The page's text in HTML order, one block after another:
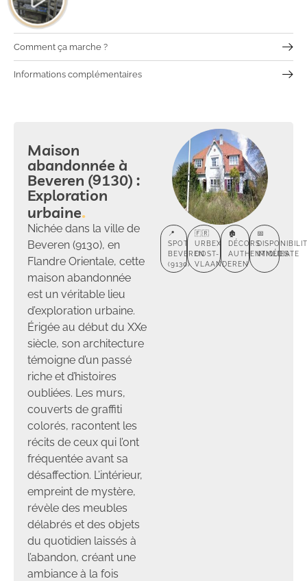
Comment ça marche ?
Informations complémentaires
Maison
abandonnée à
Beveren (9130) :
Exploration
urbaine
Nichée dans la ville de
Beveren (9130), en
Flandre Orientale, cette
maison abandonnée
est un véritable lieu
d’exploration urbaine.
Érigée au début du XXe
siècle, son architecture
témoigne d’un passé
riche et d’histoires
oubliées. Les murs,
couverts de graffiti
colorés, racontent les
récits de ceux qui l’ont
fréquentée avant sa
désaffection. L’intérieur,
empreint de mystère,
révèle des meubles
délabrés et des objets
du quotidien laissés à
l’abandon, créant une
ambiance à la fois
📍
SPOT
BEVEREN
(9130)
🇫🇷
URBEX
OOST-
VLAANDEREN
🏚️
DÉCORS
AUTHENTIQUES
📅
IMMÉDIATE